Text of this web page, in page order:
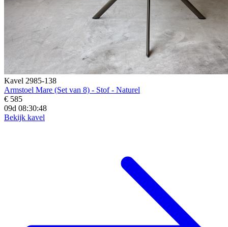
Kavel 2985-138
Armstoel Mare (Set van 8) - Stof - Naturel
€ 585
09d 08:30:46
Bekijk kavel